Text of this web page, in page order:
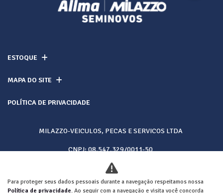
ESTOQUE
MAPA DO SITE
POLÍTICA DE PRIVACIDADE
MILAZZO-VEICULOS, PECAS E SERVICOS LTDA
CNPJ: 08.547.329/0011-50
Desacelere. Seu bem maior é a vida.
Para proteger seus dados pessoais durante a navegação respeitamos nossa
Política de privacidade. Ao seguir com a navegação e visita você concorda